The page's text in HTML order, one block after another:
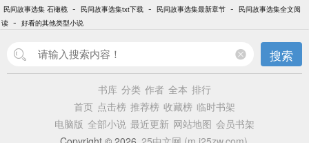
民间故事选集 石橄榄 - 民间故事选集txt下载 - 民间故事选集最新章节 - 民间故事选集全文阅
读 - 好看的其他类型小说
搜索
书库 分类 作者 全本 排行
首页 点击榜 推荐榜 收藏榜 临时书架
电脑版 全部小说 最近更新 网站地图 会员书架